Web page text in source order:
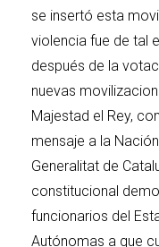
se insertó esta
violencia fue de tal
después de la
nuevas
Majestad el Rey,
mensaje a la
Generalitat de
constitucional
funcionarios del
Autónomas a que